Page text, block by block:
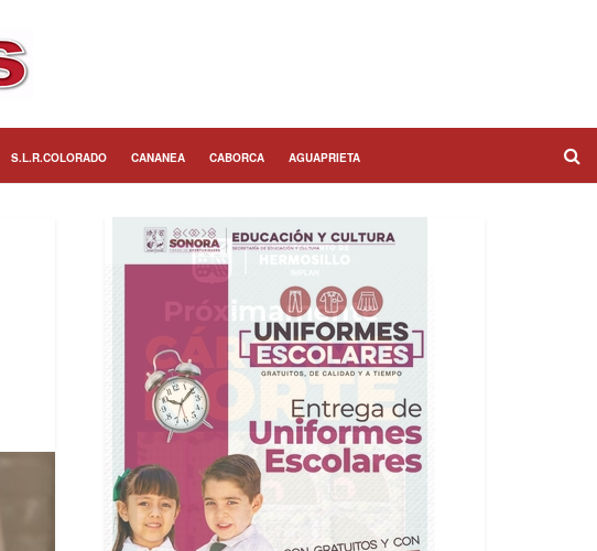
S.L.R.COLORADO CANANEA CABORCA AGUAPRIETA